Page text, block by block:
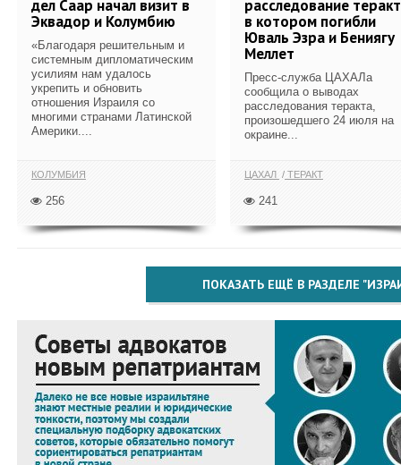
дел Саар начал визит в
Эквадор и Колумбию
«Благодаря решительным и
системным дипломатическим
усилиям нам удалось
укрепить и обновить
отношения Израиля со
многими странами Латинской
Америки....
КОЛУМБИЯ
256
расследование
в котором погибли
Юваль Эзра и Бениягу
Меллет
Пресс-служба ЦАХАЛа
сообщила о выводах
расследования теракта,
произошедшего 24 июля на
окраине...
ЦАХАЛ ТЕРАКТ
241
ПОКАЗАТЬ ЕЩЁ В РАЗДЕЛЕ